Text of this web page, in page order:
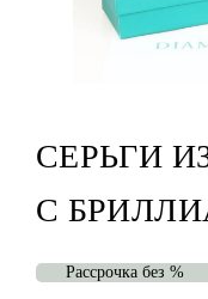
СЕРЬГИ
С
Рассрочка без %